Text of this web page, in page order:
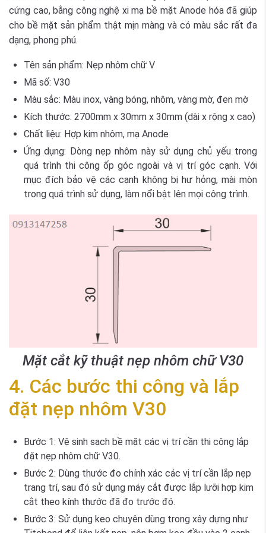
cứng cao, bằng công nghệ xi mạ bề mặt Anode hóa đã giúp
cho bề mặt sản phẩm thật mịn màng và có màu sắc rất đa
dạng, phong phú.
Tên sản phẩm: Nẹp nhôm chữ V
Mã số: V30
Màu sắc: Màu inox, vàng bóng, nhôm, vàng mờ, đen mờ
Kích thước: 2700mm x 30mm x 30mm (dài x rộng x cao)
Chất liệu: Hợp kim nhôm, mạ Anode
Ứng dụng: Dòng nẹp nhôm này sử dụng chủ yếu trong
quá trình thi công ốp góc ngoài và vị trí góc cạnh. Với
mục đích bảo vệ các cạnh không bị hư hỏng, mài mòn
trong quá trình sử dụng, làm nổi bật lên mọi công trình.
Mặt cắt kỹ thuật nẹp nhôm chữ V30
4. Các bước thi công và lắp
đặt nẹp nhôm V30
Bước 1: Vệ sinh sạch bề mặt các vị trí cần thi công lắp
đặt nẹp nhôm chữ V30.
Bước 2: Dùng thước đo chính xác các vị trí cần lắp nẹp
trang trí, sau đó sử dụng máy cắt được lắp lưỡi hợp kim
cắt theo kính thước đã đo trước đó.
Bước 3: Sử dụng keo chuyên dùng trong xây dựng như